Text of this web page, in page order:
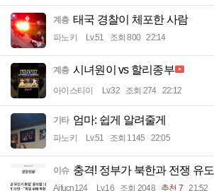
계층 태국 경찰이 체포한 사람
파노키 Lv.51 조회 800 22:14
계층 시녀원이 vs 할리종부
아이스티이 Lv.32 조회 274 22:12
기타 엄마: 쉽게 알려줄게
파노키 Lv.51 조회 1145 22:05
이슈 충격! 정부가 북한과 전쟁 유도
Ajfucn124 Lv.16 조회 2048 추천 7 21:52